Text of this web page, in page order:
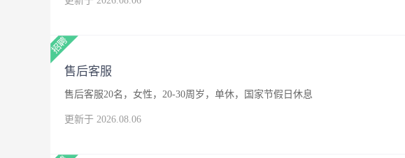
售后客服
售后客服20名，女性，20-30周岁，单休，国家节假日休息
更新于 2026.08.06